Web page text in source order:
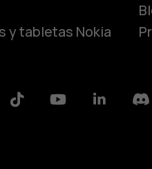
y tabletas Nokia
Tiktok YoutubeLinkedin